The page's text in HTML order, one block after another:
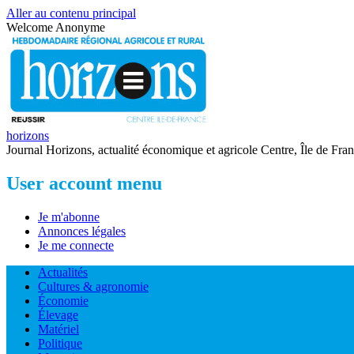
Aller au contenu principal
Welcome Anonyme
horizons
Journal Horizons, actualité économique et agricole Centre, Île de
User account menu
Je m'abonne
Annonces légales
Je me connecte
Actualités
Cultures & agronomie
Économie
Élevage
Matériel
Politique